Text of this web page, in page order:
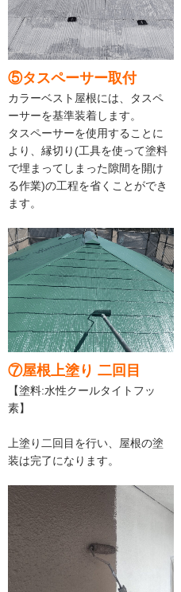
⑤タスペーサー取付
カラーベスト屋根には、タスペ
ーサーを基準装着します。
タスペーサーを使用することに
より、縁切り(工具を使って塗料
で埋まってしまった隙間を開け
る作業)の工程を省くことができ
ます。
⑦屋根上塗り 二回目
【塗料:水性クールタイトフッ
素】
上塗り二回目を行い、屋根の塗
装は完了になります。